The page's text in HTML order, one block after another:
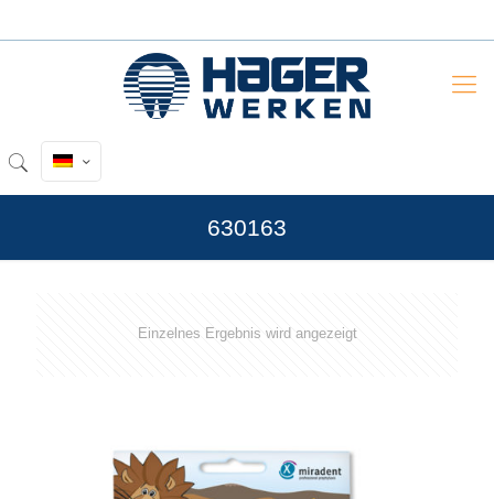
630163
Einzelnes Ergebnis wird angezeigt